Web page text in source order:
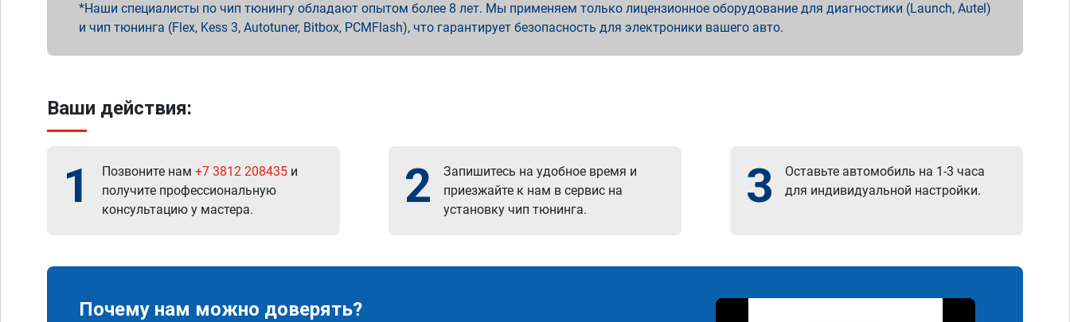
Наши специалисты по чип тюнингу обладают опытом более 8 лет. Мы применяем только лицензионное оборудование для диагностики (Launch, Autel)
и чип тюнинга (Flex, Kess 3, Autotuner, Bitbox, PCMFlash), что гарантирует безопасность для электроники вашего авто.
Ваши действия:
1 Позвоните нам +7 3812 208435 и
получите профессиональную
консультацию у мастера.
2
Запишитесь на удобное время и
приезжайте к нам в сервис на
установку чип тюнинга.
3
Оставьте автомобиль на 1-3 часа
для индивидуальной настройки.
Почему нам можно доверять?